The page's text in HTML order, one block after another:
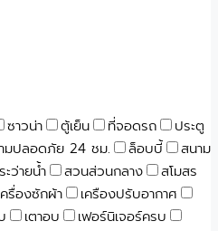
ซาวน่า ตู้เย็น ที่จอดรถ
ประตู
มปลอดภัย 24 ชม. ล็อบบี้
สนาม
ะว่ายน้ำ สวนส่วนกลาง
สโมสร
ครื่องซักผ้า
เครืองปรับอากาศ
เตาอบ
เฟอร์นิเจอร์ครบ